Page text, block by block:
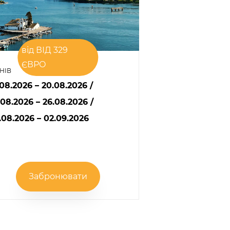
від ВІД 329
ЄВРО
– 20.08.2026 /
– 26.08.2026 /
– 02.09.2026
Забронювати